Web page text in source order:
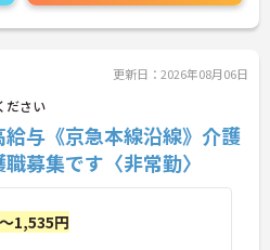
更新日：2026年08月06日
ださい
給与《京急本線沿線》介護
募集です〈非常勤〉
1,535円